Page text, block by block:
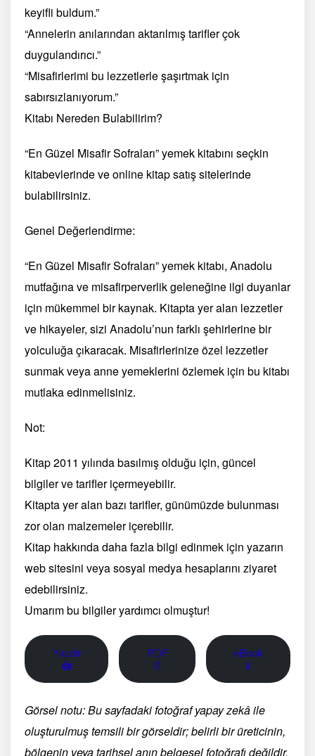
keyifli buldum.”
“Annelerin anılarından aktarılmış tarifler çok
duygulandırıcı.”
“Misafirlerimi bu lezzetlerle şaşırtmak için
sabırsızlanıyorum.”
Kitabı Nereden Bulabilirim?
“En Güzel Misafir Sofraları” yemek kitabını seçkin
kitabevlerinde ve online kitap satış sitelerinde
bulabilirsiniz.
Genel Değerlendirme:
“En Güzel Misafir Sofraları” yemek kitabı, Anadolu
mutfağına ve misafirperverlik geleneğine ilgi duyanlar
için mükemmel bir kaynak. Kitapta yer alan lezzetler
ve hikayeler, sizi Anadolu’nun farklı şehirlerine bir
yolculuğa çıkaracak. Misafirlerinize özel lezzetler
sunmak veya anne yemeklerini özlemek için bu kitabı
mutlaka edinmelisiniz.
Not:
Kitap 2011 yılında basılmış olduğu için, güncel
bilgiler ve tarifler içermeyebilir.
Kitapta yer alan bazı tarifler, günümüzde bulunması
zor olan malzemeler içerebilir.
Kitap hakkında daha fazla bilgi edinmek için yazarın
web sitesini veya sosyal medya hesaplarını ziyaret
edebilirsiniz.
Umarım bu bilgiler yardımcı olmuştur!
Yazdır
🖨
PDF
📄
eBook
📱
Görsel notu: Bu sayfadaki fotoğraf yapay zekâ ile
oluşturulmuş temsili bir görseldir; belirli bir üreticinin,
bölgenin veya tarihsel anın belgesel fotoğrafı değildir.